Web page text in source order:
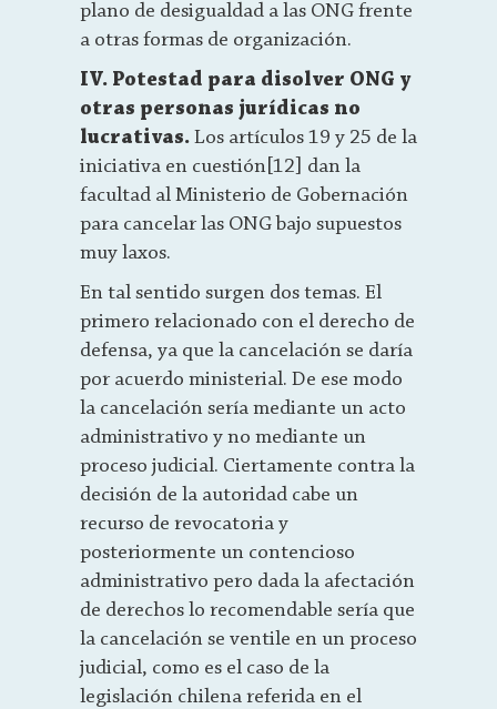
plano de desigualdad a las ONG frente
a otras formas de organización.
IV. Potestad para disolver ONG y
otras personas jurídicas no
lucrativas. Los artículos 19 y 25 de la
iniciativa en cuestión[12] dan la
facultad al Ministerio de Gobernación
para cancelar las ONG bajo supuestos
muy laxos.
En tal sentido surgen dos temas. El
primero relacionado con el derecho de
defensa, ya que la cancelación se daría
por acuerdo ministerial. De ese modo
la cancelación sería mediante un acto
administrativo y no mediante un
proceso judicial. Ciertamente contra la
decisión de la autoridad cabe un
recurso de revocatoria y
posteriormente un contencioso
administrativo pero dada la afectación
de derechos lo recomendable sería que
la cancelación se ventile en un proceso
judicial, como es el caso de la
legislación chilena referida en el